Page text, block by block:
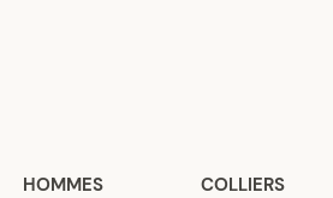
HOMMES COLLIERS